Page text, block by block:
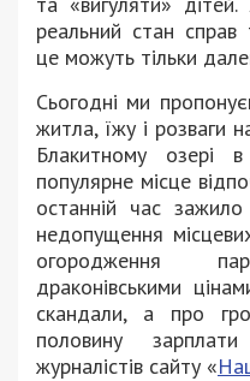
реальний стан
це можуть тільки
Сьогодні ми
житла, їжу і розваги
Блакитному озері
популярне місце
останній час
недопущення
огородження
драконівськими
скандали, а про
половину
журналістів сайту «